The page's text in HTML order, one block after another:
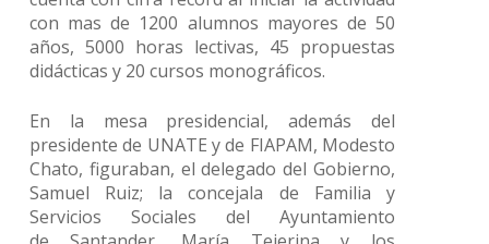
con mas de 1200 alumnos mayores de 50
años, 5000 horas lectivas, 45 propuestas
didácticas y 20 cursos monográficos.
En la mesa presidencial, además del
presidente de UNATE y de FIAPAM, Modesto
Chato, figuraban, el delegado del Gobierno,
Samuel Ruiz; la concejala de Familia y
Servicios Sociales del Ayuntamiento